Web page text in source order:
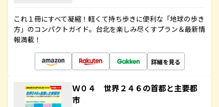
これ１冊にすべて凝縮！軽くて持ち歩きに便利な「地球の歩き
方」のコンパクトガイド。台北を楽しみ尽くすプラン＆最新情
報満載！
詳細を見る
Ｗ０４ 世界２４６の首都と主要都
市